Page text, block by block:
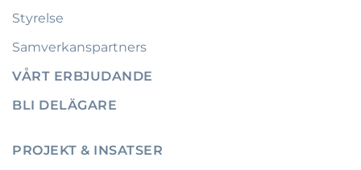
Styrelse
Samverkanspartners
VÅRT ERBJUDANDE
BLI DELÄGARE
PROJEKT & INSATSER